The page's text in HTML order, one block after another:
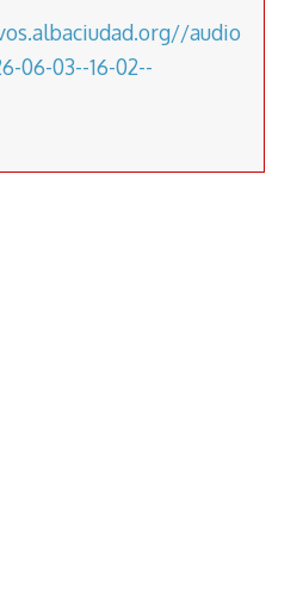
audio
06-03--16-02--